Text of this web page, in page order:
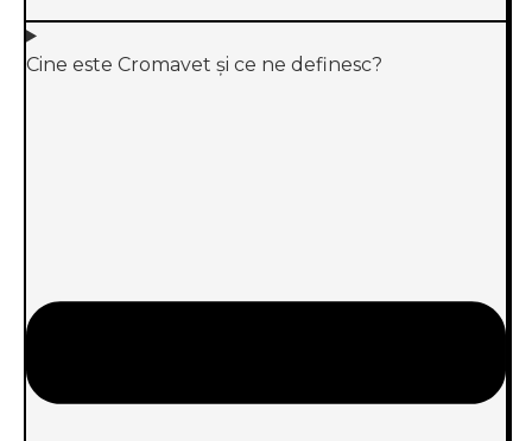
Cine este Cromavet și ce ne definesc?